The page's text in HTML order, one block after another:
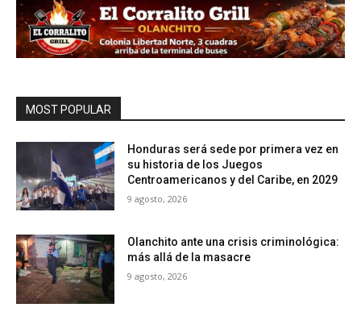
MOST POPULAR
Honduras será sede por primera vez en
su historia de los Juegos
Centroamericanos y del Caribe, en 2029
9 agosto, 2026
Olanchito ante una crisis criminológica:
más allá de la masacre
9 agosto, 2026